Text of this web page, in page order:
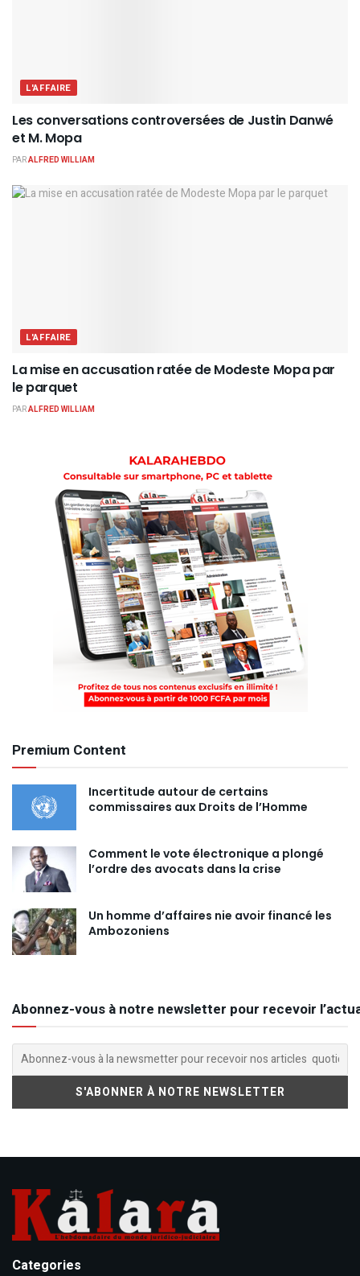
L'AFFAIRE
Les conversations controversées de Justin Danwé
et M. Mopa
PARALFRED WILLIAM
L'AFFAIRE
La mise en accusation ratée de Modeste Mopa par
le parquet
PARALFRED WILLIAM
Premium Content
Incertitude autour de certains
commissaires aux Droits de l’Homme
Comment le vote électronique a plongé
l’ordre des avocats dans la crise
Un homme d’affaires nie avoir financé les
Ambozoniens
Abonnez-vous à notre newsletter pour recevoir
Categories